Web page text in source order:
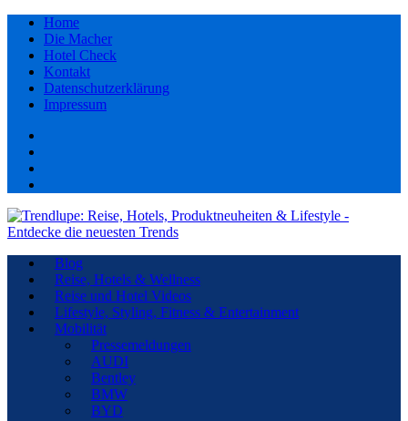
Home
Die Macher
Hotel Check
Kontakt
Datenschutzerklärung
Impressum
Blog
Reise, Hotels & Wellness
Reise und Hotel Videos
Lifestyle, Styling, Fitness & Entertainment
Mobilität
Pressemeldungen
AUDI
Bentley
BMW
BYD